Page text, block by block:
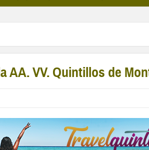
AA. VV. Quintillos de